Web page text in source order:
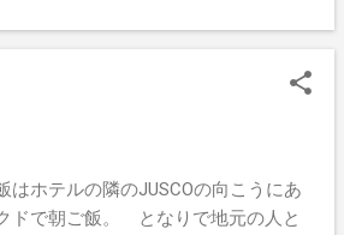
はホテルの隣のJUSCOの向こうにあ
ドで朝ご飯。 となりで地元の人と